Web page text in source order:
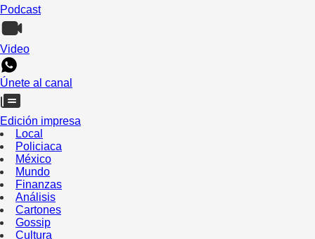
Podcast
Video
Únete al canal
Edición impresa
Local
Policiaca
México
Mundo
Finanzas
Análisis
Cartones
Gossip
Cultura